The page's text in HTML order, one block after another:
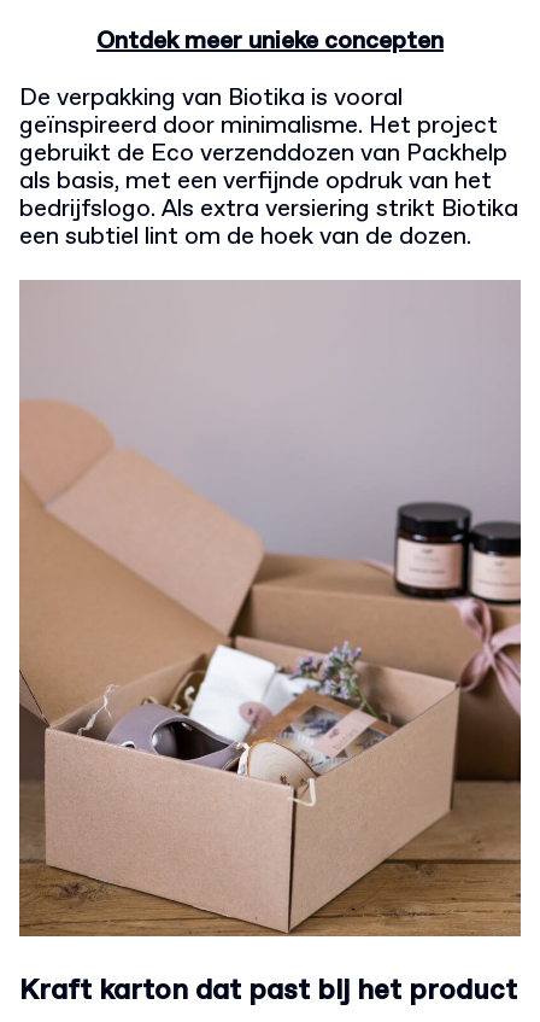
Ontdek meer unieke concepten
De verpakking van Biotika is vooral
geïnspireerd door minimalisme. Het project
gebruikt de Eco verzenddozen van Packhelp
als basis, met een verfijnde opdruk van het
bedrijfslogo. Als extra versiering strikt Biotika
een subtiel lint om de hoek van de dozen.
Kraft karton dat past bij het product